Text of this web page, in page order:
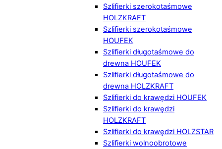
Szlifierki szerokotaśmowe
HOLZKRAFT
Szlifierki szerokotaśmowe
HOUFEK
Szlifierki długotaśmowe do
drewna HOUFEK
Szlifierki długotaśmowe do
drewna HOLZKRAFT
Szlifierki do krawędzi HOUFEK
Szlifierki do krawędzi
HOLZKRAFT
Szlifierki do krawędzi HOLZSTAR
Szlifierki wolnoobrotowe